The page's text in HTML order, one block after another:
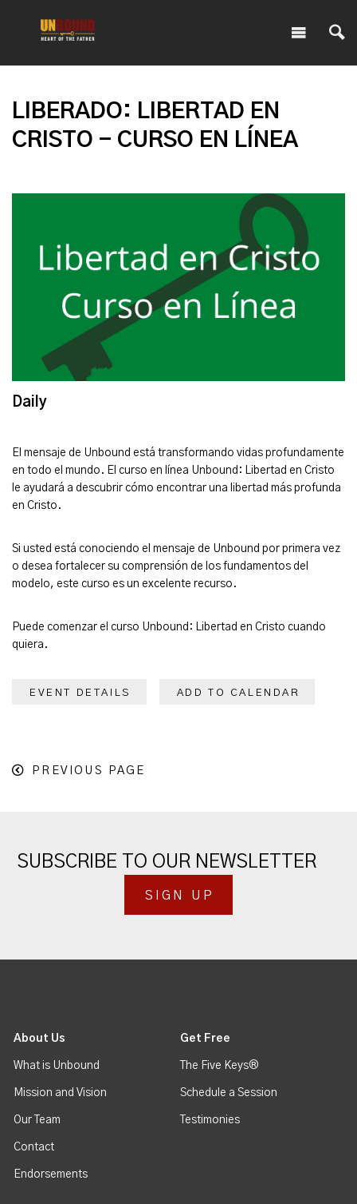
LIBERADO: LIBERTAD EN
CRISTO - CURSO EN LÍNEA
Daily
El mensaje de Unbound está transformando vidas profundamente
en todo el mundo. El curso en línea Unbound: Libertad en Cristo
le ayudará a descubrir cómo encontrar una libertad más profunda
en Cristo.
Si usted está conociendo el mensaje de Unbound por primera vez
o desea fortalecer su comprensión de los fundamentos del
modelo, este curso es un excelente recurso.
Puede comenzar el curso Unbound: Libertad en Cristo cuando
quiera.
EVENT DETAILS ADD TO CALENDAR
PREVIOUS PAGE
SUBSCRIBE TO OUR NEWSLETTER
SIGN UP
About Us
What is Unbound
Mission and Vision
Our Team
Contact
Endorsements
Get Free
The Five Keys®
Schedule a Session
Testimonies